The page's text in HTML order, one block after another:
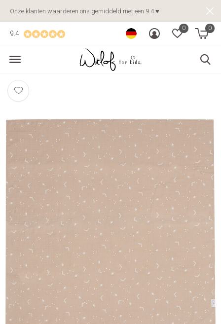
0 0
9.4
Onze klanten waarderen ons gemiddeld met een 9.4 ♥